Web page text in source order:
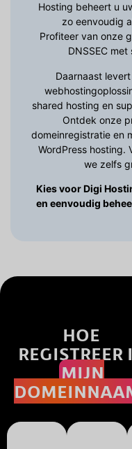
Hosting beheert u
zo eenvoudig
Profiteer van onze
DNSSEC
Daarnaast
shared hosting en
Ontdek onze
domeinregistratie en
WordPress hosting.
we zelfs
Kies voor Digi
en eenvoudig
HOE
REGISTREER
MIJN